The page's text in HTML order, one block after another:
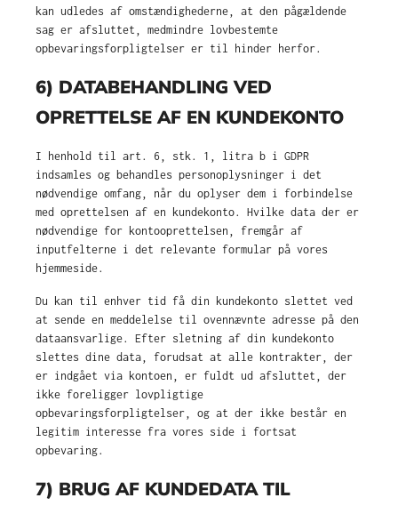
kan udledes af omstændighederne, at den pågældende
sag er afsluttet, medmindre lovbestemte
opbevaringsforpligtelser er til hinder herfor.
6) DATABEHANDLING VED
OPRETTELSE AF EN KUNDEKONTO
I henhold til art. 6, stk. 1, litra b i GDPR
indsamles og behandles personoplysninger i det
nødvendige omfang, når du oplyser dem i forbindelse
med oprettelsen af en kundekonto. Hvilke data der er
nødvendige for kontooprettelsen, fremgår af
inputfelterne i det relevante formular på vores
hjemmeside.
Du kan til enhver tid få din kundekonto slettet ved
at sende en meddelelse til ovennævnte adresse på den
dataansvarlige. Efter sletning af din kundekonto
slettes dine data, forudsat at alle kontrakter, der
er indgået via kontoen, er fuldt ud afsluttet, der
ikke foreligger lovpligtige
opbevaringsforpligtelser, og at der ikke består en
legitim interesse fra vores side i fortsat
opbevaring.
7) BRUG AF KUNDEDATA TIL